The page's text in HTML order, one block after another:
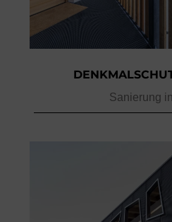
Sanierung